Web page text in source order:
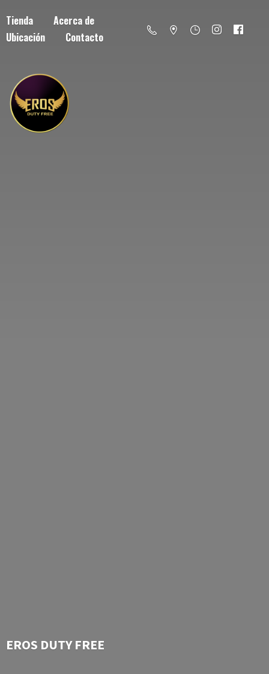
Tienda
Acerca de
Ubicación
Contacto
EROS DUTY FREE